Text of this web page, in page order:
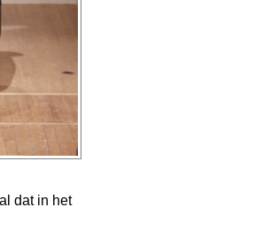
dat in het